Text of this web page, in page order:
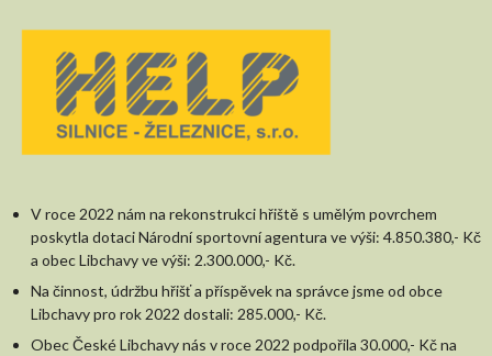
V roce 2022 nám na rekonstrukci hřiště s umělým povrchem
poskytla dotaci Národní sportovní agentura ve výši: 4.850.380,- Kč
a obec Libchavy ve výši: 2.300.000,- Kč.
Na činnost, údržbu hřišť a příspěvek na správce jsme od obce
Libchavy pro rok 2022 dostali: 285.000,- Kč.
Obec České Libchavy nás v roce 2022 podpořila 30.000,- Kč na